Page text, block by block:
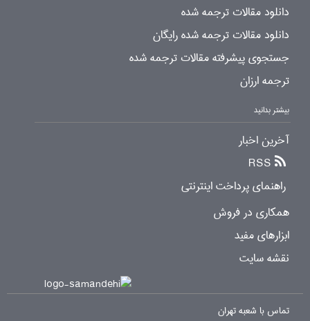
دانلود مقالات ترجمه شده
دانلود مقالات ترجمه شده رایگان
جستجوی پیشرفته مقالات ترجمه شده
ترجمه ارزان
بیشتر بدانید
آخرین اخبار
RSS
راهنمای پرداخت اینترنتی
همکاری در فروش
ابزارهای مفید
نقشه سایت
تماس با شعبه تهران